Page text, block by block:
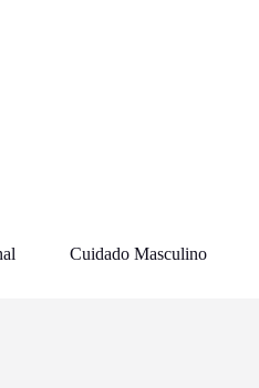
Cuidado Masculino